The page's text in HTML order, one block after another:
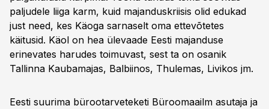
paljudele liiga karm, kuid majanduskriisis olid edukad
just need, kes Käoga sarnaselt oma ettevõtetes
käitusid. Käol on hea ülevaade Eesti majanduse
erinevates harudes toimuvast, sest ta on osanik
Tallinna Kaubamajas, Balbiinos, Thulemas, Livikos jm.
Eesti suurima bürootarveteketi Büroomaailm asutaja ja